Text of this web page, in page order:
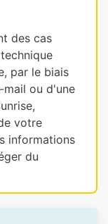
des cas
par le biais
ou d'une
votre
informations
du